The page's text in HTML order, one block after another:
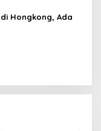
Hongkong, Ada